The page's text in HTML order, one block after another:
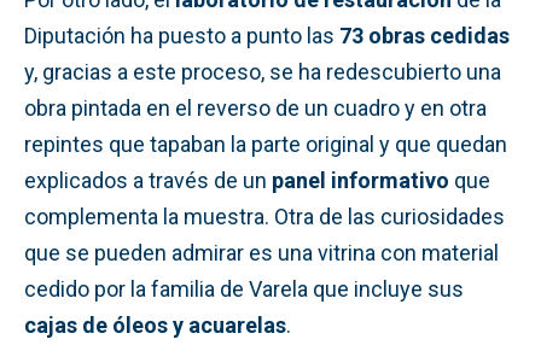
Diputación ha puesto a punto las 73 obras cedidas
y, gracias a este proceso, se ha redescubierto una
obra pintada en el reverso de un cuadro y en otra
repintes que tapaban la parte original y que quedan
explicados a través de un panel informativo que
complementa la muestra. Otra de las curiosidades
que se pueden admirar es una vitrina con material
cedido por la familia de Varela que incluye sus
cajas de óleos y acuarelas.